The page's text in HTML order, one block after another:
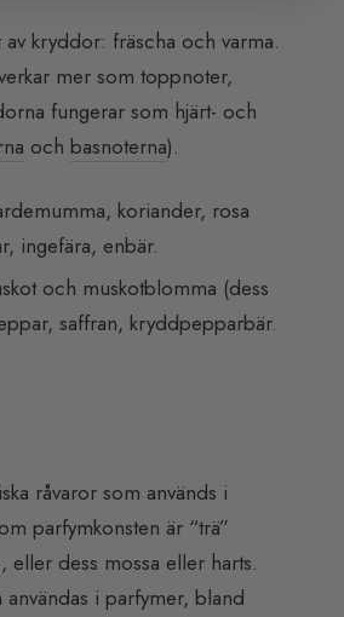
kryddor: fräscha och varma.
mer som toppnoter,
fungerar som hjärt- och
och basnoterna).
koriander, rosa
ingefära, enbär.
och muskotblomma (dess
saffran, kryddpepparbär.
råvaror som används i
parfymkonsten är “trä”
eller dess mossa eller harts.
användas i parfymer, bland